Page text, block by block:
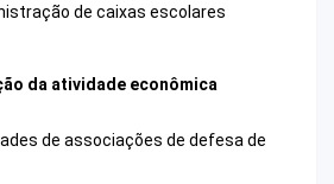
de caixas escolares
da atividade econômica
de associações de defesa de